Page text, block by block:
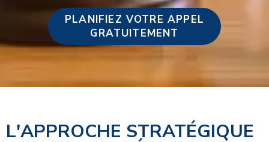
PLANIFIEZ VOTRE APPEL
GRATUITEMENT
L'APPROCHE STRATÉGIQUE